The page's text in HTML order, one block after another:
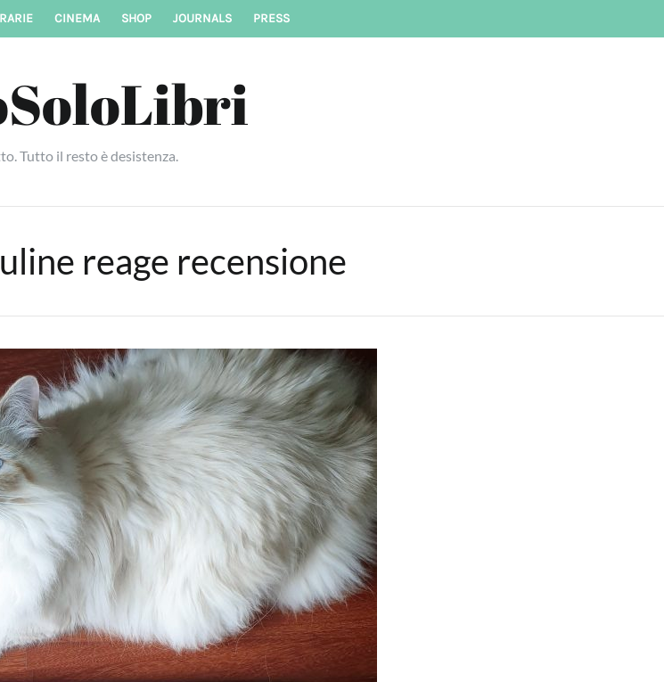
CINEMA SHOP JOURNALS PRESS
Tutto il resto è desistenza.
reage recensione